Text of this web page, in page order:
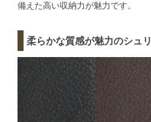
備えた高い収納力が魅力です。
柔らかな質感が魅力のシュ